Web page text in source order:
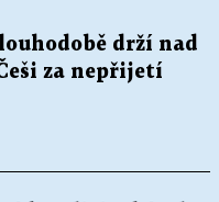
drží nad
za nepřijetí